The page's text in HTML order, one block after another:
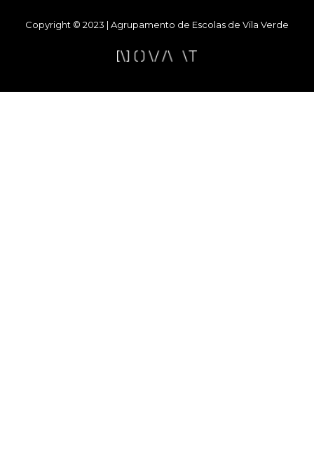
Copyright © 2023 | Agrupamento de Escolas de Vila Verde